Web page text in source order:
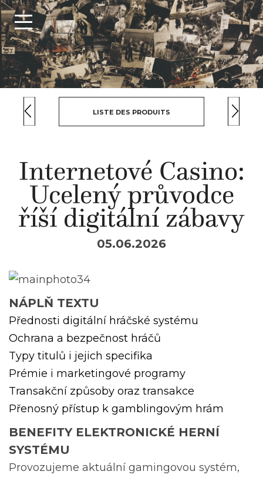
LISTE DES PRODUITS
Internetové Casino:
Ucelený průvodce
říší digitální zábavy
05.06.2026
NÁPLŇ TEXTU
Přednosti digitální hráčské systému
Ochrana a bezpečnost hráčů
Typy titulů i jejich specifika
Prémie i marketingové programy
Transakční způsoby oraz transakce
Přenosný přístup k gamblingovým hrám
BENEFITY ELEKTRONICKÉ HERNÍ
SYSTÉMU
Provozujeme aktuální gamingovou systém,